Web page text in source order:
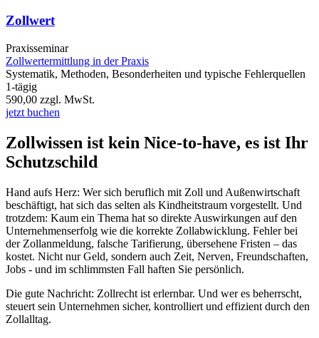
Zollwert
Praxisseminar
Zollwertermittlung in der Praxis
Systematik, Methoden, Besonderheiten und typische Fehlerquellen
1-tägig
590,00 zzgl. MwSt.
jetzt buchen
Zollwissen ist kein Nice-to-have, es ist Ihr
Schutzschild
Hand aufs Herz: Wer sich beruflich mit Zoll und Außenwirtschaft
beschäftigt, hat sich das selten als Kindheitstraum vorgestellt. Und
trotzdem: Kaum ein Thema hat so direkte Auswirkungen auf den
Unternehmenserfolg wie die korrekte Zollabwicklung. Fehler bei
der Zollanmeldung, falsche Tarifierung, übersehene Fristen – das
kostet. Nicht nur Geld, sondern auch Zeit, Nerven, Freundschaften,
Jobs - und im schlimmsten Fall haften Sie persönlich.
Die gute Nachricht: Zollrecht ist erlernbar. Und wer es beherrscht,
steuert sein Unternehmen sicher, kontrolliert und effizient durch den
Zollalltag.